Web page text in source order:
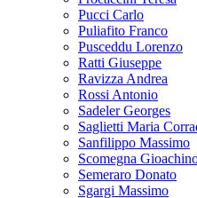
Pucci Carlo
Puliafito Franco
Pusceddu Lorenzo
Ratti Giuseppe
Ravizza Andrea
Rossi Antonio
Sadeler Georges
Saglietti Maria
Sanfilippo Massimo
Scomegna
Semeraro Donato
Sgargi Massimo